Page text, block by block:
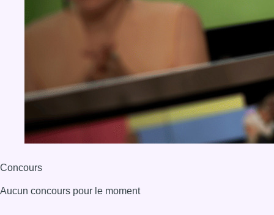
Concours
Aucun concours pour le moment